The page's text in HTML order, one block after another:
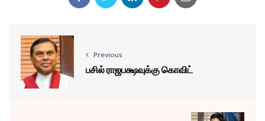
Previous
பசில் ராஜபக்ஷவுக்கு கொவிட்